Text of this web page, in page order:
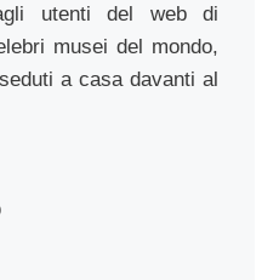
utenti del web di
musei del mondo,
a casa davanti al